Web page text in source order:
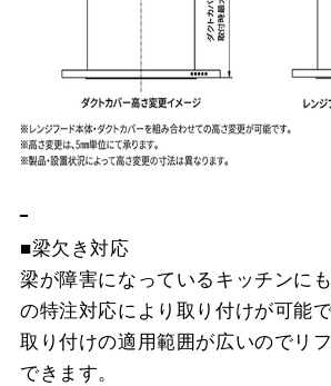
■梁欠き対応
梁が障害になっているキッチンに
の特注対応により取り付けが可能で
取り付けの適用範囲が広いのでリ
できます。